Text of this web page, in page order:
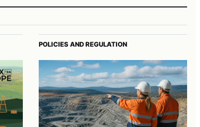
POLICIES AND REGULATION